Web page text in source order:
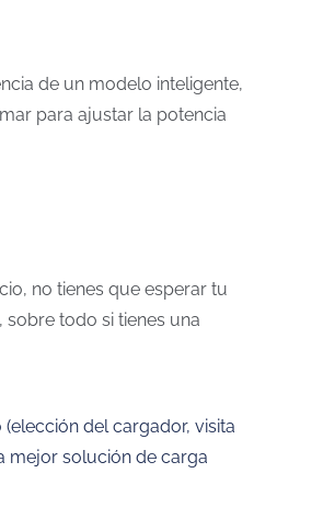
de un modelo inteligente,
para ajustar la potencia
no tienes que esperar tu
todo si tienes una
del cargador, visita
mejor solución de carga